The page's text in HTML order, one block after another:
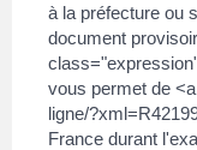
à la préfecture ou
document
vous permet de
ligne/
France durant